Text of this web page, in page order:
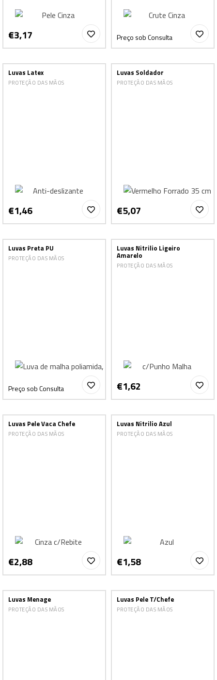
€3,17 Preço sob Consulta
Luvas Latex
PROTEÇÃO DAS MÃOS
€1,46
Luvas Soldador
PROTEÇÃO DAS MÃOS
€5,07
Luvas Preta PU
PROTEÇÃO DAS MÃOS
Preço sob Consulta
Luvas Nitrilio Ligeiro
Amarelo
PROTEÇÃO DAS MÃOS
€1,62
Luvas Pele Vaca Chefe
PROTEÇÃO DAS MÃOS
€2,88
Luvas Nitrilio Azul
PROTEÇÃO DAS MÃOS
€1,58
Luvas Menage
PROTEÇÃO DAS MÃOS
Luvas Pele T/Chefe
PROTEÇÃO DAS MÃOS